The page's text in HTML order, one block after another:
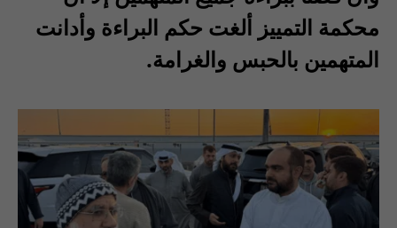
محكمة التمييز ألغت حكم البراءة وأدانت
المتهمين بالحبس والغرامة.